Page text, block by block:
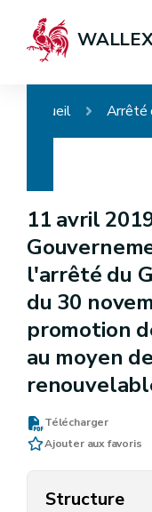
Accueil
11 avril
l'arrêté du
du 30
promotion
au moyen
Télécharger
Ajouter aux favoris
Structure